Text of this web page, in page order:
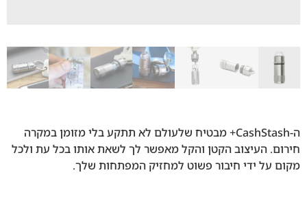
ה-CashStash+ מבטיח שלעולם לא תתקע בלי מזומן במקרה
חירום. העיצוב הקטן והקל מאפשר לך לשאת אותו בכל עת ולכל
מקום על ידי חיבור פשוט למחזיק המפתחות שלך.